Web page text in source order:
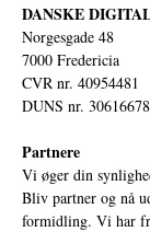
DANSKE
Norgesgade 48
7000 Fredericia
CVR nr. 40954481
DUNS nr.
Partnere
Vi øger din
Bliv partner og nå
formidling. Vi har